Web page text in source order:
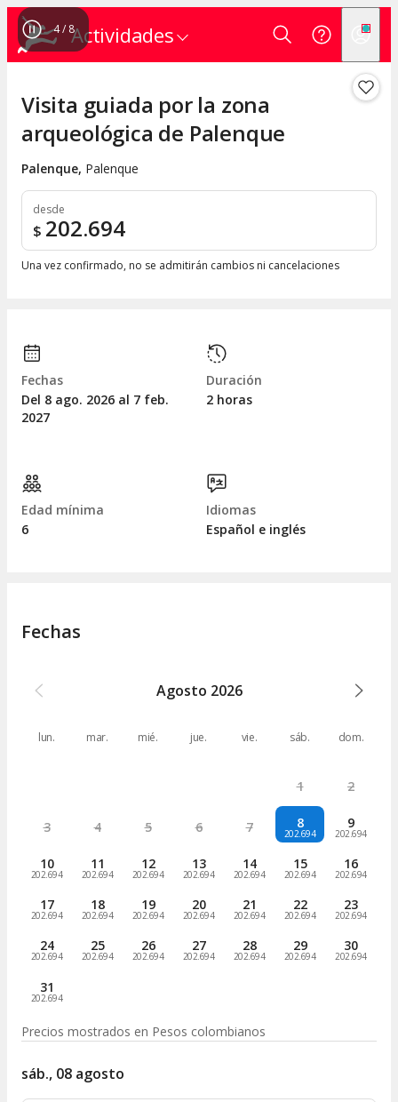
Actividades
4/ 8
Visita guiada por la zona
arqueológica de Palenque
Palenque, Palenque
desde
$ 202.694
Una vez confirmado, no se admitirán cambios ni cancelaciones
Fechas
Del 8 ago. 2026 al 7 feb.
2027
Duración
2 horas
Edad mínima
6
Idiomas
Español e inglés
Fechas
Agosto 2026
lun. mar. mié. jue. vie. sáb. dom.
1 2
3 4 5 6 7 8
202.694
9
202.694
10
202.694
11
202.694
12
202.694
13
202.694
14
202.694
15
202.694
16
202.694
17
202.694
18
202.694
19
202.694
20
202.694
21
202.694
22
202.694
23
202.694
24
202.694
25
202.694
26
202.694
27
202.694
28
202.694
29
202.694
30
202.694
31
202.694
Precios mostrados en Pesos colombianos
sáb., 08 agosto